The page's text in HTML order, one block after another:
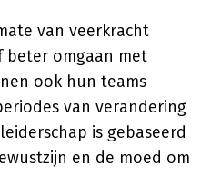
van veerkracht
beter omgaan met
ook hun teams
van verandering
is gebaseerd
en de moed om